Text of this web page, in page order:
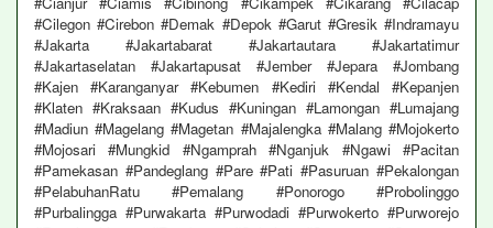
#Cilegon #Cirebon #Demak #Depok #Garut #Gresik #Indramayu
#Jakarta #Jakartabarat #Jakartautara #Jakartatimur
#Jakartaselatan #Jakartapusat #Jember #Jepara #Jombang
#Kajen #Karanganyar #Kebumen #Kediri #Kendal #Kepanjen
#Klaten #Kraksaan #Kudus #Kuningan #Lamongan #Lumajang
#Madiun #Magelang #Magetan #Majalengka #Malang #Mojokerto
#Mojosari #Mungkid #Ngamprah #Nganjuk #Ngawi #Pacitan
#Pamekasan #Pandeglang #Pare #Pati #Pasuruan #Pekalongan
#PelabuhanRatu #Pemalang #Ponorogo #Probolinggo
#Purbalingga #Purwakarta #Purwodadi #Purwokerto #Purworejo